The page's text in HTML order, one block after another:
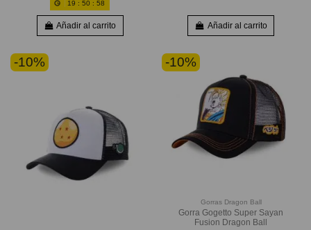
19 :50 :56
Añadir al carrito Añadir al carrito
-10% -10%
Gorras Dragon Ball
Gorra Gogetto Super Sayan
Fusion Dragon Ball